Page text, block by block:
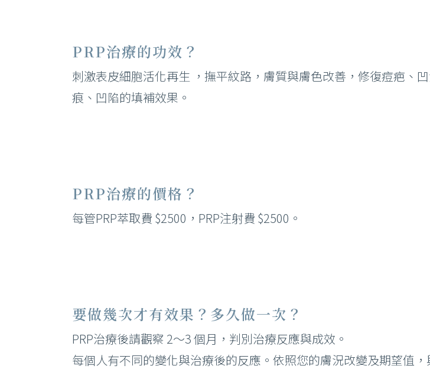
PRP治療的功效？
刺激表皮細胞活化再生 ，撫平紋路，膚質與膚色改善，修復痘疤、
痕、凹陷的填補效果。
PRP治療的價格？
每管PRP萃取費 $2500，PRP注射費 $2500。
要做幾次才有效果？多久做一次？
PRP治療後請觀察 2～3 個月，判別治療反應與成效。
每個人有不同的變化與治療後的反應。依照您的膚況改變及期望值